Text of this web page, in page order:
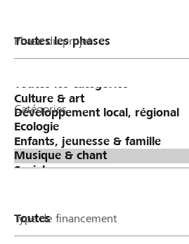
Phase du projet
Catégories
Type de financement